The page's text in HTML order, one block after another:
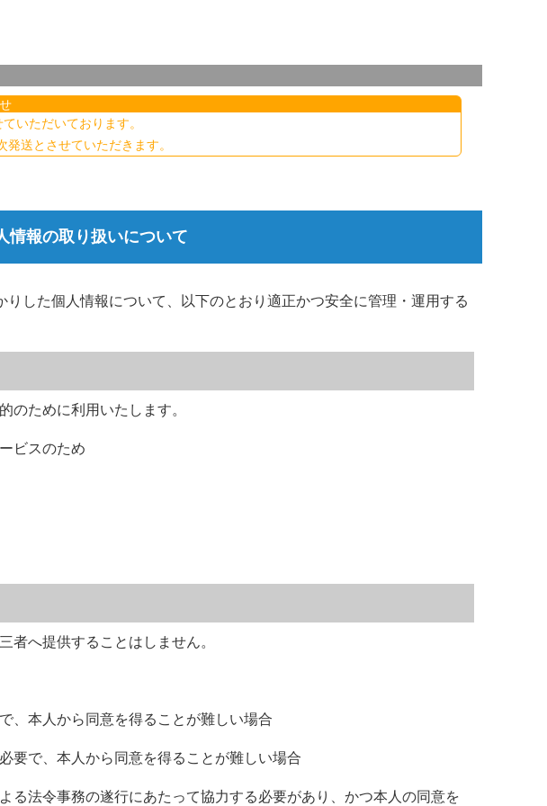
いただいております。
送とさせていただきます。
情報の取り扱いについて
した個人情報について、以下のとおり適正かつ安全に管理・運用する
のために利用いたします。
ビスのため
者へ提供することはしません。
、本人から同意を得ることが難しい場合
要で、本人から同意を得ることが難しい場合
法令事務の遂行にあたって協力する必要があり、かつ本人の同意を